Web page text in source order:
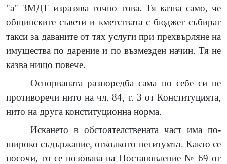
"а" ЗМДТ изразява точно това. Тя казва само, че
общинските съвети и кметствата с бюджет събират
такси за даваните от тях услуги при прехвърляне на
имущества по дарение и по възмезден начин. Тя не
казва нищо повече.
Оспорваната разпоредба сама по себе си не
противоречи нито на чл. 84, т. 3 от Конституцията,
нито на друга конституционна норма.
Искането в обстоятелствената част има по-
широко съдържание, отколкото петитумът. Както се
посочи, то се позовава на Постановление № 69 от